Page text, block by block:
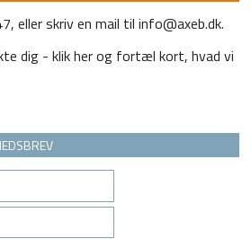
eller skriv en mail til info@axeb.dk.
dig - klik her og fortæl kort, hvad vi